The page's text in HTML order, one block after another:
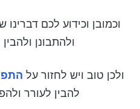
וכמובן וכידוע לכם
ולהתבונן
ולכן טוב ויש לחזור על
להבין לעורר